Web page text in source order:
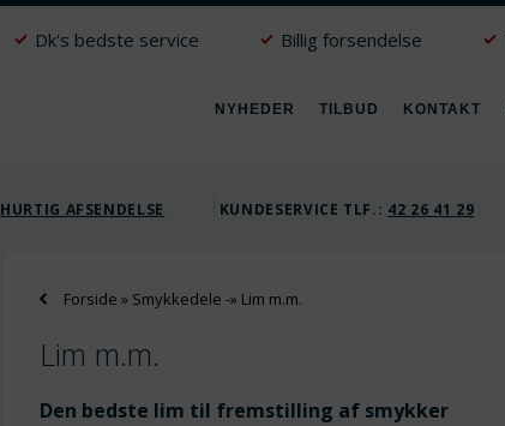
Dk's bedste service Billig forsendelse
NYHEDER TILBUD KONTAKT
HURTIG AFSENDELSE KUNDESERVICE TLF.: 42 26 41 29
Forside » Smykkedele -» Lim m.m.
Lim m.m.
Den bedste lim til fremstilling af smykker